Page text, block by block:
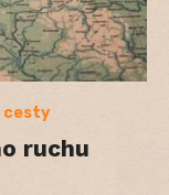
cesty
ruchu